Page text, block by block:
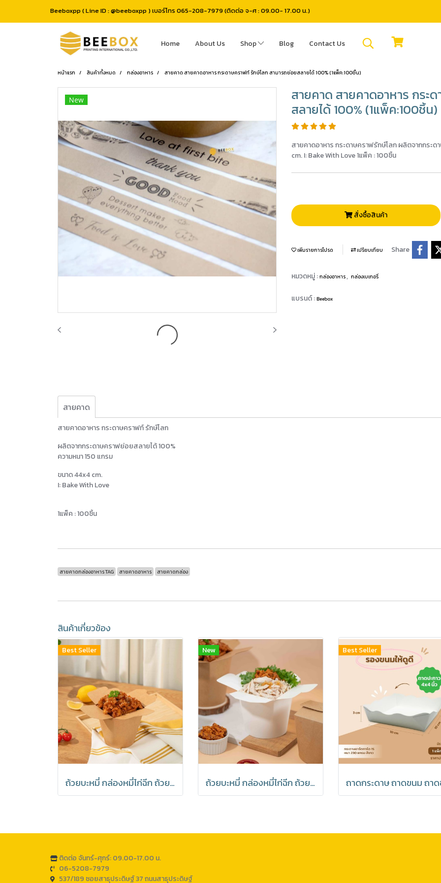
Beeboxpp ( Line ID : @beeboxpp ) เบอร์โทร 065-208-7979 (ติดต่อ จ-ศ : 09.00- 17.00 น.)
Home About Us Shop Blog Contact Us
หน้าแรก สินค้าทั้งหมด กล่องอาหาร สายคาด สายคาดอาหาร กระดาษคราฟท์ รักษ์โลก สามารถย่อยสลายได้ 100% (1แพ็ค:100ชิ้น)
New สายคาด สายคาดอาหาร กระ
สลายได้ 100% (1แพ็ค:100ชิ้น)
สายคาดอาหาร กระดาษคราฟรักษ์โลก ผลิตจากกระ
cm. I: Bake With Love 1แพ็ค : 100ชิ้น
สั่งซื้อสินค้า
เพิ่มรายการโปรด เปรียบเทียบ Share
หมวดหมู่ : กล่องอาหาร, กล่องเบเกอรี่
แบรนด์ : Beebox
สายคาด
สายคาดอาหาร กระดาษคราฟท์ รักษ์โลก
ผลิตจากกระดาษคราฟย่อยสลายได้ 100%
ความหนา 150 แกรม
ขนาด 44x4 cm.
I: Bake With Love
1แพ็ค : 100ชิ้น
สายคาดกล่องอาหาร TAG สายคาดอาหาร สายคาดกล่อง
สินค้าเกี่ยวข้อง
Best Seller
ถ้วยบะหมี่ กล่องหมี่ไก่ฉีก ถ้วยบะหมี่ เข้าไมโครเวฟได้ มีราคาส่ง สีคราฟ (1 แพค 25 ชิ้น)
New
ถ้วยบะหมี่ กล่องหมี่ไก่ฉีก ถ้วยบะหมี่ เข้าไมโครเวฟได้ มีราคาส่ง สีขาว (1 แพค 25 ชิ้น)
Best Seller
ติดต่อ จันทร์-ศุกร์: 09.00-17.00 น.
06-5208-7979
537/189 ซอยสาธุประดิษฐ์ 37 ถนนสาธุประดิษฐ์